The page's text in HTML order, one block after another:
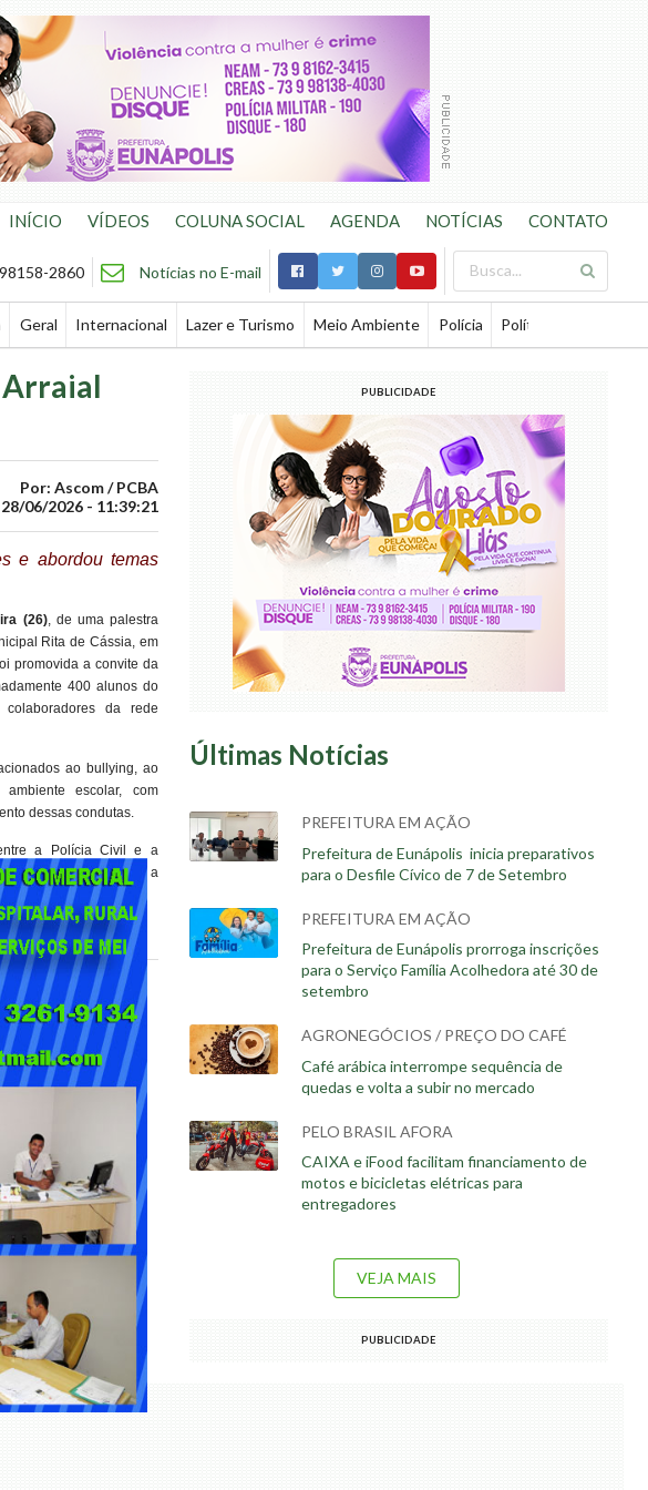
INÍCIO VÍDEOS COLUNA SOCIAL AGENDA NOTÍCIAS CONTATO
2860 Notícias no E-mail
Geral Internacional Lazer e Turismo Meio Ambiente Polícia Política
Por: Ascom / PCBA
28/06/2026 - 11:39:21
e abordou temas
(26), de uma palestra
Rita de Cássia, em
promovida a convite da
400 alunos do
da rede
ao bullying, ao
escolar, com
dessas condutas.
a Polícia Civil e a
sobre a
PUBLICIDADE
Últimas Notícias
PREFEITURA EM AÇÃO
Prefeitura de Eunápolis inicia preparativos
para o Desfile Cívico de 7 de Setembro
PREFEITURA EM AÇÃO
Prefeitura de Eunápolis prorroga inscrições
para o Serviço Família Acolhedora até 30 de
setembro
AGRONEGÓCIOS / PREÇO DO CAFÉ
Café arábica interrompe sequência de
quedas e volta a subir no mercado
PELO BRASIL AFORA
CAIXA e iFood facilitam financiamento de
motos e bicicletas elétricas para
entregadores
VEJA MAIS
PUBLICIDADE